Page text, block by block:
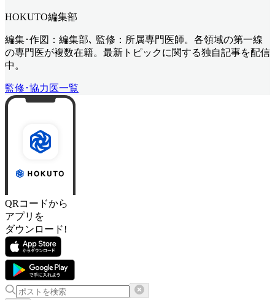
HOKUTO編集部
編集･作図：編集部､ 監修：所属専門医師。各領域の第一線
の専門医が複数在籍。最新トピックに関する独自記事を配信
中。
監修･協力医一覧
QRコードから
アプリを
ダウンロード!